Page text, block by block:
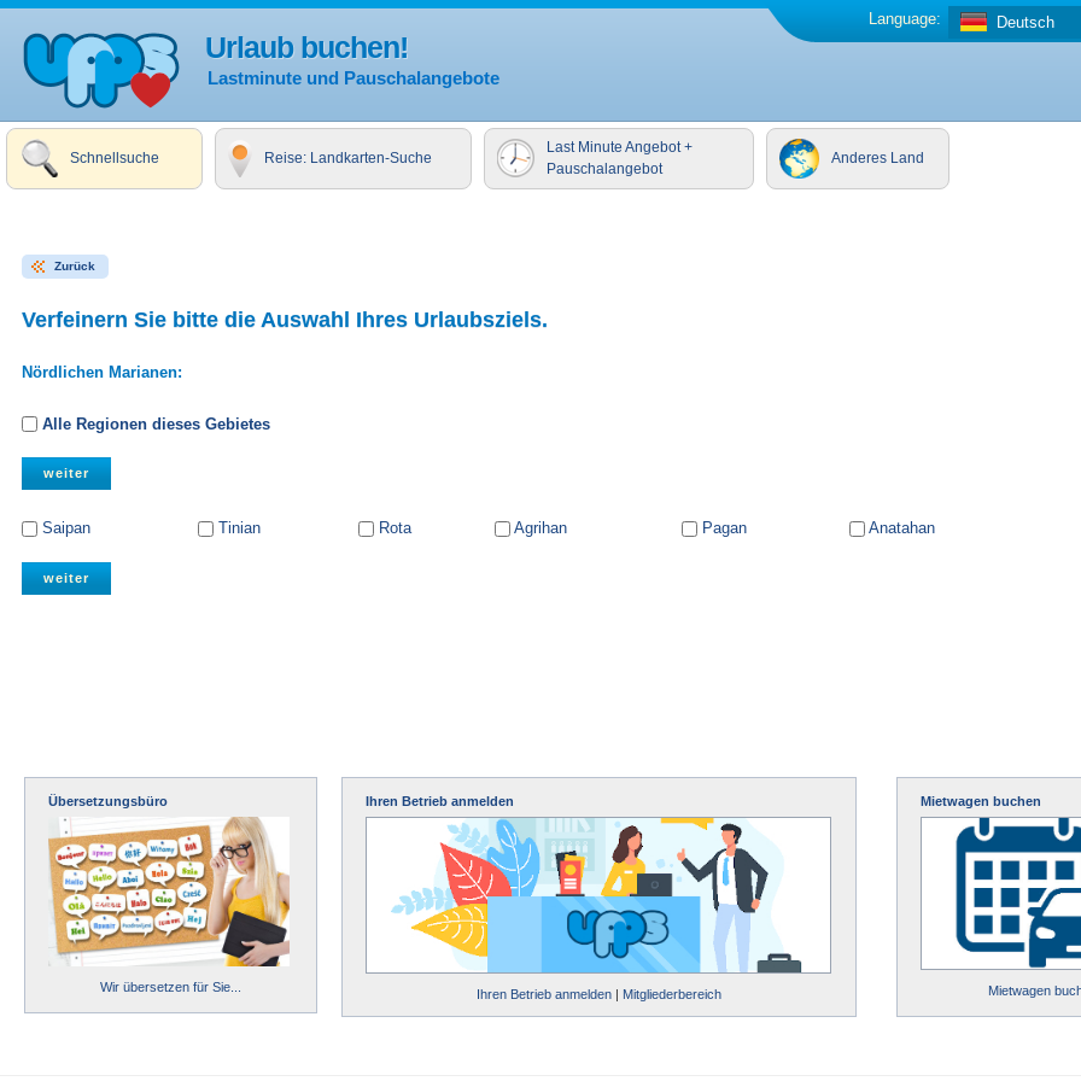
Urlaub buchen!
Lastminute und Pauschalangebote
Deutsch
Language:
Schnellsuche Reise: Landkarten-Suche
Last Minute Angebot +
Pauschalangebot
Anderes Land
Zurück
Verfeinern Sie bitte die Auswahl Ihres Urlaubsziels.
Nördlichen Marianen:
Alle Regionen dieses Gebietes
Saipan Tinian Rota Agrihan Pagan Anatahan
Übersetzungsbüro
Wir übersetzen für Sie...
Ihren Betrieb anmelden
Ihren Betrieb anmelden| Mitgliederbereich
Mietwagen buchen
Mietwagen